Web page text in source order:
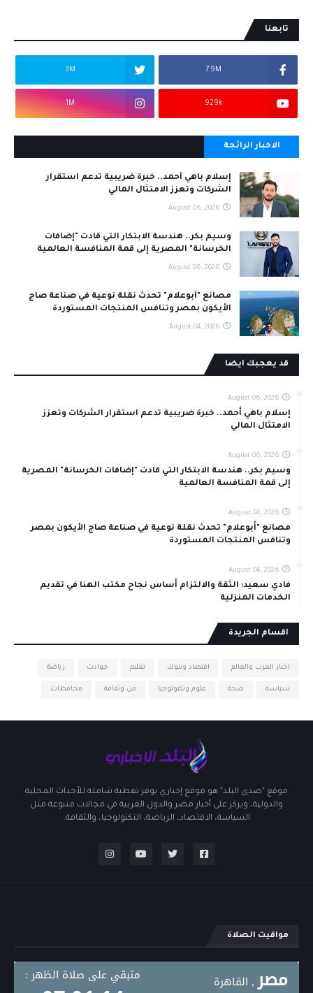
تابعنا
7.9M
3M
929k
1M
الاخبار الرائجة
إسلام باهي أحمد.. خبرة ضريبية تدعم استقرار
الشركات وتعزز الامتثال المالي
August 06, 2026
وسيم بكر.. هندسة الابتكار التي قادت "إضافات
الخرسانة" المصرية إلى قمة المنافسة العالمية
August 06, 2026
مصانع "أبوعلام" تحدث نقلة نوعية في صناعة صاج
الأيكون بمصر وتنافس المنتجات المستوردة
August 04, 2026
قد يعجبك ايضا
August 06, 2026
إسلام باهي أحمد.. خبرة ضريبية تدعم استقرار الشركات وتعزز
الامتثال المالي
August 06, 2026
وسيم بكر.. هندسة الابتكار التي قادت "إضافات الخرسانة" المصرية
إلى قمة المنافسة العالمية
August 04, 2026
مصانع "أبوعلام" تحدث نقلة نوعية في صناعة صاج الأيكون بمصر
وتنافس المنتجات المستوردة
August 04, 2026
فادي سعيد: الثقة والالتزام أساس نجاح مكتب الهنا في تقديم
الخدمات المنزلية
اقسام الجريدة
اخبار العرب والعالم اقتصاد وبنوك تعليم حوادث رياضة
سياسة صحة علوم وتكنولوجيا فن وثقافة محافظات
موقع "صدى البلد" هو موقع إخباري يوفر تغطية شاملة للأحداث المحلية
والدولية، ويركز على أخبار مصر والدول العربية في مجالات متنوعة مثل
السياسة، الاقتصاد، الرياضة، التكنولوجيا، والثقافة.
مواقيت الصلاة